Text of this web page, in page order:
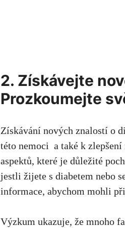
2. Získávejte​
Prozkoumejte
Získávání nových znalostí ⁢o
této⁢ nemoci
a​ také k
aspektů, které je důležité
‍jestli žijete s ‍diabetem ⁣nebo
informace, ‌abychom mohli
Výzkum ukazuje, že mnoho⁣